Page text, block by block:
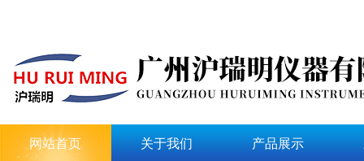
网站首页 关于我们 产品展示